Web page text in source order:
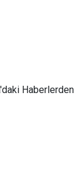
Haberlerden